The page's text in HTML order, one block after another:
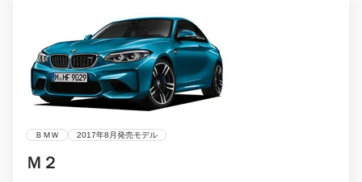
ＢＭＷ 2017年8月発売モデル
Ｍ２